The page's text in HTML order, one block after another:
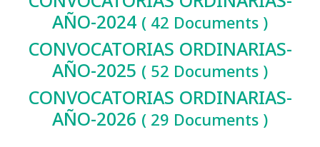
AÑO-2024 ( 42 Documents )
CONVOCATORIAS ORDINARIAS-
AÑO-2025 ( 52 Documents )
CONVOCATORIAS ORDINARIAS-
AÑO-2026 ( 29 Documents )